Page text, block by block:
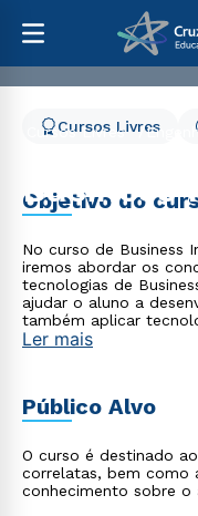
Cursos Livres
Business
- 3 meses
Cursos Livres
Objetivo do
No curso de Business
iremos abordar os
tecnologias de
ajudar o aluno a
também aplicar
Ler mais
Público Alvo
O curso é destinado
correlatas, bem como
conhecimento sobre o